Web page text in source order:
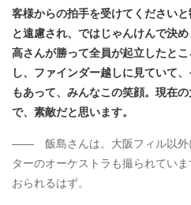
客様からの拍手を受けてください
と遠慮され、ではじゃんけんで決
高さんが勝って全員が起立したと
し、ファインダー越しに見ていて
もあって、みんなこの笑顔。現在
で、素敵だと思います。
―― 飯島さんは。大阪フィル以外
ターのオーケストラも撮られてい
おられるはず。